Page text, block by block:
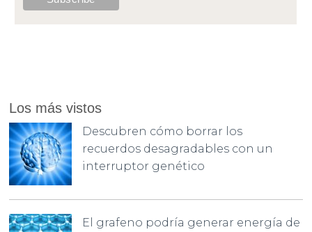
Los más vistos
Descubren cómo borrar los
recuerdos desagradables con un
interruptor genético
El grafeno podría generar energía de